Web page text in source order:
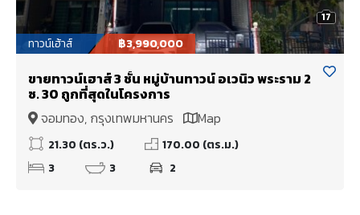
17
ทาวน์เฮ้าส์ ฿3,990,000
ขายทาวน์เฮาส์ 3 ชั้น หมู่บ้านทาวน์ อเวนิว พระราม 2
ซ. 30 ถูกที่สุดในโครงการ
จอมทอง, กรุงเทพมหานคร
Map
21.30 (ตร.ว.)
170.00 (ตร.ม.)
3
3 2